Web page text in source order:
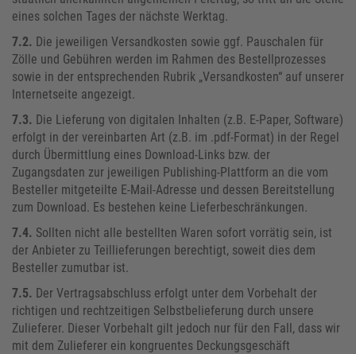
eines solchen Tages der nächste Werktag.
7.2. Die jeweiligen Versandkosten sowie ggf. Pauschalen für
Zölle und Gebühren werden im Rahmen des Bestellprozesses
sowie in der entsprechenden Rubrik „Versandkosten“ auf unserer
Internetseite angezeigt.
7.3. Die Lieferung von digitalen Inhalten (z.B. E-Paper, Software)
erfolgt in der vereinbarten Art (z.B. im .pdf-Format) in der Regel
durch Übermittlung eines Download-Links bzw. der
Zugangsdaten zur jeweiligen Publishing-Plattform an die vom
Besteller mitgeteilte E-Mail-Adresse und dessen Bereitstellung
zum Download. Es bestehen keine Lieferbeschränkungen.
7.4. Sollten nicht alle bestellten Waren sofort vorrätig sein, ist
der Anbieter zu Teillieferungen berechtigt, soweit dies dem
Besteller zumutbar ist.
7.5. Der Vertragsabschluss erfolgt unter dem Vorbehalt der
richtigen und rechtzeitigen Selbstbelieferung durch unsere
Zulieferer. Dieser Vorbehalt gilt jedoch nur für den Fall, dass wir
mit dem Zulieferer ein kongruentes Deckungsgeschäft